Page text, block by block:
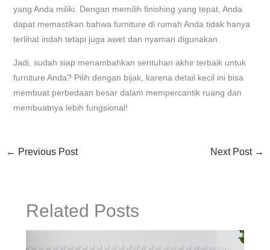
yang Anda miliki. Dengan memilih finishing yang tepat, Anda
dapat memastikan bahwa furniture di rumah Anda tidak hanya
terlihat indah tetapi juga awet dan nyaman digunakan.
Jadi, sudah siap menambahkan sentuhan akhir terbaik untuk
furniture Anda? Pilih dengan bijak, karena detail kecil ini bisa
membuat perbedaan besar dalam mempercantik ruang dan
membuatnya lebih fungsional!
← Previous Post Next Post →
Related Posts